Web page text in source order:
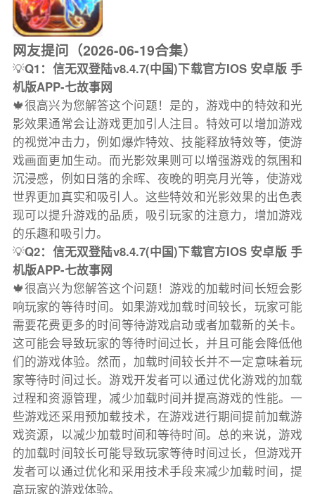
网友提问（2026-06-19合集）
💡Q1：信无双登陆v8.4.7(中国)下载官方IOS 安卓版 手
机版APP-七故事网
🍁很高兴为您解答这个问题！是的，游戏中的特效和光
影效果通常会让游戏更加引人注目。特效可以增加游戏
的视觉冲击力，例如爆炸特效、技能释放特效等，使游
戏画面更加生动。而光影效果则可以增强游戏的氛围和
沉浸感，例如日落的余晖、夜晚的明亮月光等，使游戏
世界更加真实和吸引人。这些特效和光影效果的出色表
现可以提升游戏的品质，吸引玩家的注意力，增加游戏
的乐趣和吸引力。
💡Q2：信无双登陆v8.4.7(中国)下载官方IOS 安卓版 手
机版APP-七故事网
🍁很高兴为您解答这个问题！游戏的加载时间长短会影
响玩家的等待时间。如果游戏加载时间较长，玩家可能
需要花费更多的时间等待游戏启动或者加载新的关卡。
这可能会导致玩家的等待时间过长，并且可能会降低他
们的游戏体验。然而，加载时间较长并不一定意味着玩
家等待时间过长。游戏开发者可以通过优化游戏的加载
过程和资源管理，减少加载时间并提高游戏的性能。一
些游戏还采用预加载技术，在游戏进行期间提前加载游
戏资源，以减少加载时间和等待时间。总的来说，游戏
的加载时间较长可能导致玩家等待时间过长，但游戏开
发者可以通过优化和采用技术手段来减少加载时间，提
高玩家的游戏体验。